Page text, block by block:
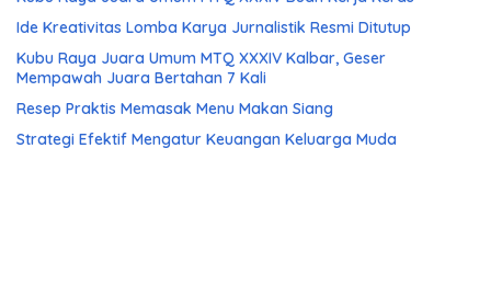
Ide Kreativitas Lomba Karya Jurnalistik Resmi Ditutup
Kubu Raya Juara Umum MTQ XXXIV Kalbar, Geser
Mempawah Juara Bertahan 7 Kali
Resep Praktis Memasak Menu Makan Siang
Strategi Efektif Mengatur Keuangan Keluarga Muda